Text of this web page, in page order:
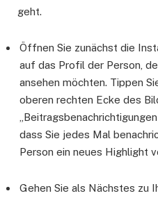
geht.
Öffnen Sie zunächst die
auf das Profil der Person,
ansehen möchten. Tippen
oberen rechten Ecke des
dass Sie jedes Mal
Person ein neues Highlight
Gehen Sie als Nächstes zu